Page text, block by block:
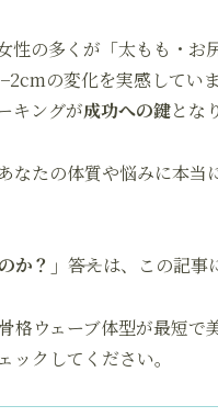
の多くが「太もも・
の変化を実感してい
キングが成功への鍵とな
たの体質や悩みに本当
か？」 ――答えは、この記
格ウェーブ体型が最短
クしてください。